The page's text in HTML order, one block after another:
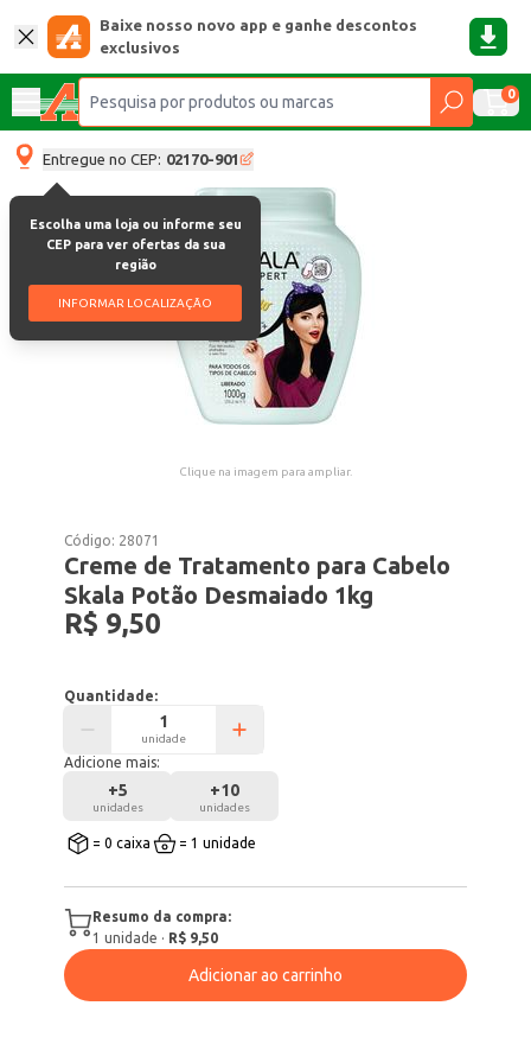
Baixe nosso novo app e ganhe descontos
exclusivos
0
Entregue no CEP: 02170-901
Escolha uma loja ou informe seu
CEP para ver ofertas da sua
região
INFORMAR LOCALIZAÇÃO
Clique na imagem para ampliar.
Código: 28071
Creme de Tratamento para Cabelo
Skala Potão Desmaiado 1kg
R$ 9,50
Quantidade:
unidade
Adicione mais:
+5
unidades
+10
unidades
= 0 caixa = 1 unidade
Resumo da compra:
1 unidade · R$ 9,50
Adicionar ao carrinho